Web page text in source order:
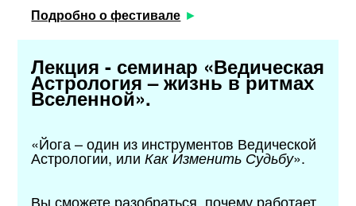
Подробно о фестивале
Лекция - семинар «Ведическая
Астрология – жизнь в ритмах
Вселенной».
«Йога – один из инструментов Ведической
Астрологии, илиКак Изменить Судьбу».
Вы сможете разобраться, почему работает